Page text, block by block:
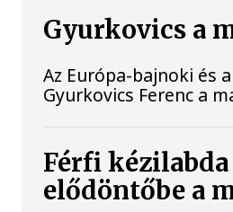
Gyurkovics a
Az Európa-bajnoki és
Gyurkovics Ferenc a
Férfi
elődöntőbe a